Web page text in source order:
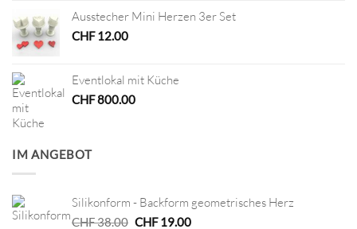
Ausstecher Mini Herzen 3er Set
CHF12.00
Eventlokal mit Küche
CHF800.00
IM ANGEBOT
Silikonform - Backform geometrisches Herz
CHF38.00 Ursprünglicher
CHF19.00Aktueller